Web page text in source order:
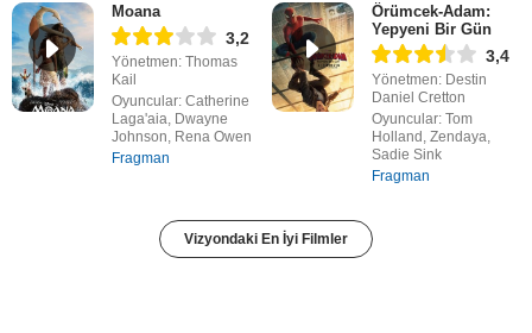
Moana
3,2
Yönetmen: Thomas
Kail
Oyuncular: Catherine
Laga'aia, Dwayne
Johnson, Rena Owen
Fragman
Örümcek-Adam:
Yepyeni Bir Gün
3,4
Yönetmen: Destin
Daniel Cretton
Oyuncular: Tom
Holland, Zendaya,
Sadie Sink
Fragman
Vizyondaki En İyi Filmler